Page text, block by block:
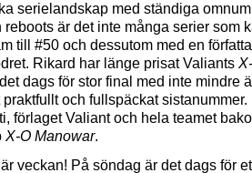
serielandskap med ständiga
är det inte många serier som
till #50 och dessutom med en
Rikard har länge prisat Valiants
dags för stor final med inte mindre
och fullspäckat sistanummer.
förlaget Valiant och hela teamet
X-O Manowar.
veckan! På söndag är det dags för